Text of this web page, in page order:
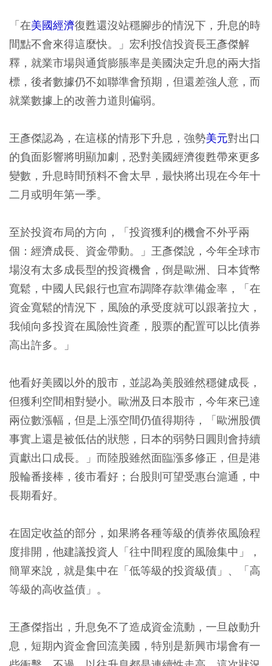
「在美國經濟復甦還沒站穩腳步的情況下，升息的時
間點不會來得這麼快。」宏利投信投資長王彥傑解
釋，就業市場與通貨膨脹率是美國決定升息的兩大指
標，後者數據仍不如聯準會預期，但還差強人意，而
就業數據上的改善力道則偏弱。
王彥傑認為，在這樣的情形下升息，強勢美元對出口
的負面影響將明顯加劇，恐對美國經濟復甦帶來更多
變數，升息時間預料不會太早，最快將出現在今年十
二月或明年第一季。
至於投資布局的方向，「投資獲利的機會不外乎兩
個：經濟成長、資金帶動。」王彥傑說，今年全球市
場沒有太多成長型的投資機會，倒是歐洲、日本貨幣
寬鬆，中國人民銀行也宣布調降存款準備金率，「在
資金寬鬆的情況下，風險的承受度就可以跟著拉大，
我傾向多投資在風險性資產，股票的配置可以比債券
高出許多。」
他看好美國以外的股市，並認為美股雖然穩健成長，
但獲利空間相對變小。歐洲及日本股市，今年來已達
兩位數漲幅，但是上漲空間仍值得期待，「歐洲股價
事實上還是被低估的狀態，日本的弱勢日圓則會持續
貢獻出口成長。」而陸股雖然面臨漲多修正，但是港
股輪番接棒，後市看好；台股則可望受惠台滬通，中
長期看好。
在固定收益的部分，如果將各種等級的債券依風險程
度排開，他建議投資人「往中間程度的風險集中」，
簡單來說，就是集中在「低等級的投資級債」、「高
等級的高收益債」。
王彥傑指出，升息免不了造成資金流動，一旦啟動升
息，短期內資金會回流美國，特別是新興市場會有一